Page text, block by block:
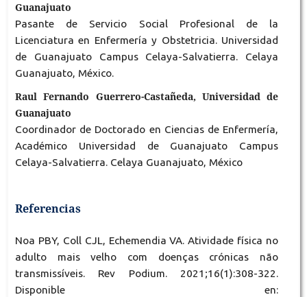
Guanajuato
Pasante de Servicio Social Profesional de la
Licenciatura en Enfermería y Obstetricia. Universidad
de Guanajuato Campus Celaya-Salvatierra. Celaya
Guanajuato, México.
Raul Fernando Guerrero-Castañeda, Universidad de
Guanajuato
Coordinador de Doctorado en Ciencias de Enfermería,
Académico Universidad de Guanajuato Campus
Celaya-Salvatierra. Celaya Guanajuato, México
Referencias
Noa PBY, Coll CJL, Echemendia VA. Atividade física no
adulto mais velho com doenças crónicas não
transmissíveis. Rev Podium. 2021;16(1):308-322.
Disponible en: